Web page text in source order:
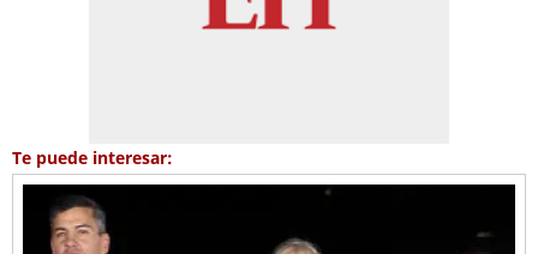
Te puede interesar: